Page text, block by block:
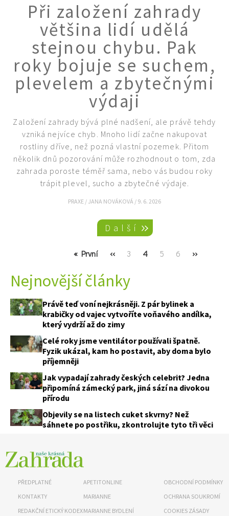
Při založení zahrady
většina lidí udělá
stejnou chybu. Pak
roky bojuje se suchem,
plevelem a zbytečnými
výdaji
Založení zahrady bývá plné nadšení, ale právě tehdy
vzniká nejvíce chyb. Mnoho lidí začne nakupovat
rostliny dříve, než pozná vlastní pozemek. Přitom
několik dnů pozorování může rozhodnout o tom, zda
zahrada poroste téměř sama, nebo vás budou roky
trápit plevel, sucho a zbytečné výdaje.
PRAXE / JANA NOVÁKOVÁ / 9. 6. 2026
Pagination
Další
First
« První
Previous
‹‹ Page
3
Current
4 Page
5 Page
6
Next
››
Nejnovější články
Právě teď voní nejkrásněji. Z pár bylinek a
krabičky od vajec vytvoříte voňavého andílka,
který vydrží až do zimy
Celé roky jsme ventilátor používali špatně.
Fyzik ukázal, kam ho postavit, aby doma bylo
příjemněji
Jak vypadají zahrady českých celebrit? Jedna
připomíná zámecký park, jiná sází na divokou
přírodu
Objevily se na listech cuket skvrny? Než
sáhnete po postřiku, zkontrolujte tyto tři věci
PŘEDPLATNÉ
KONTAKTY
REDAKČNÍ ETICKÝ KODEX
APETITONLINE
MARIANNE
MARIANNE BYDLENÍ
OBCHODNÍ PODMÍNKY
OCHRANA SOUKROMÍ
COOKIES ZÁSADY